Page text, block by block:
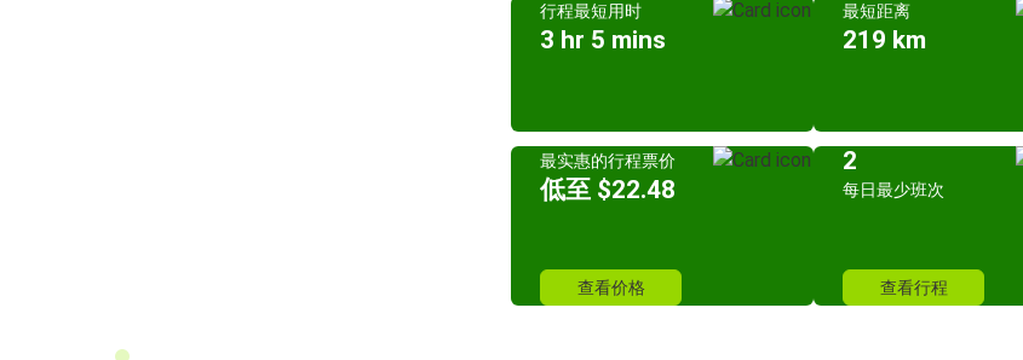
行程最短用时
3 hr 5 mins
最短距离
219 km
最实惠的行程票价
低至 $22.48
查看价格
2
每日最少班次
查看行程